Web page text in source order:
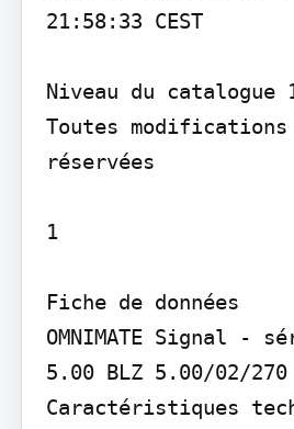
21:58:33 CEST
Niveau du catalogue
Toutes modifications
réservées
1
Fiche de données
OMNIMATE Signal -
5.00 BLZ 5.00/02/270
Caractéristiques